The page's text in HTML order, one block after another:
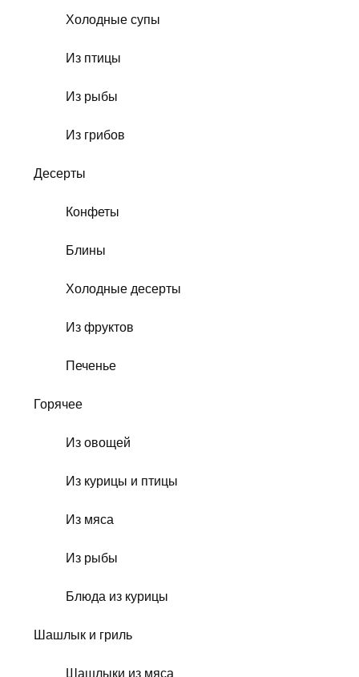
Холодные супы
Из птицы
Из рыбы
Из грибов
Десерты
Конфеты
Блины
Холодные десерты
Из фруктов
Печенье
Горячее
Из овощей
Из курицы и птицы
Из мяса
Из рыбы
Блюда из курицы
Шашлык и гриль
Шашлыки из мяса